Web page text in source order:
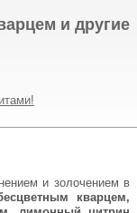
и другие
кварцем,